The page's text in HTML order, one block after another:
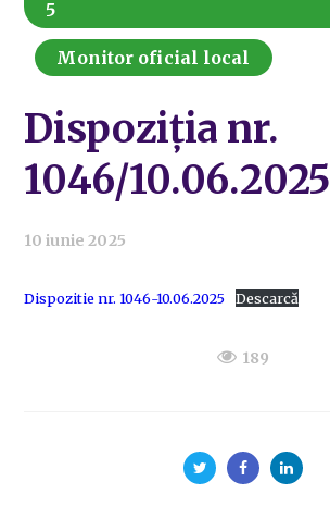
5
Monitor oficial local
Dispoziția nr.
1046/10.06.2025
10 iunie 2025
Dispozitie nr. 1046-10.06.2025 Descarcă
189